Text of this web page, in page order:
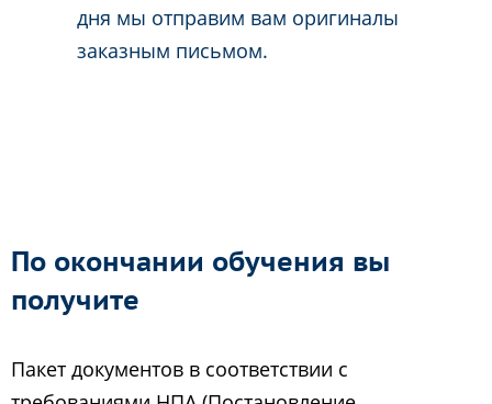
дня мы отправим вам оригиналы
заказным письмом.
По окончании обучения вы
получите
Пакет документов в соответствии с